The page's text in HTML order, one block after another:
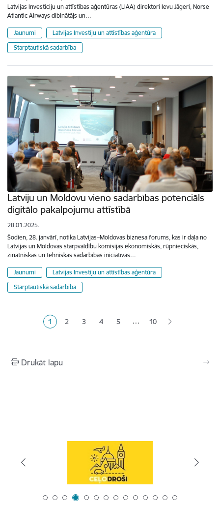
Latvijas Investīciju un attīstības aģentūras (LIAA) direktori Ievu Jāgeri, Norse
Atlantic Airways dibinātājs un…
Jaunumi
Latvijas Investīju un attīstības aģentūra
Starptautiskā sadarbība
Latviju un Moldovu vieno sadarbības potenciāls
digitālo pakalpojumu attīstībā
28.01.2025.
Šodien, 28. janvārī, notika Latvijas–Moldovas biznesa forums, kas ir daļa no
Latvijas un Moldovas starpvaldību komisijas ekonomiskās, rūpnieciskās,
zinātniskās un tehniskās sadarbības iniciatīvas…
Jaunumi
Latvijas Investīju un attīstības aģentūra
Starptautiskā sadarbība
Pašreizējā lapa
1 Lapa
2 Lapa
3 Lapa
4 Lapa
5 … 10
Drukāt lapu